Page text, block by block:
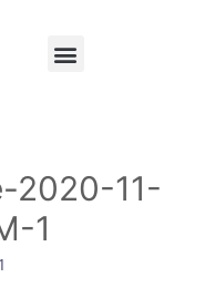
2020-11-
1